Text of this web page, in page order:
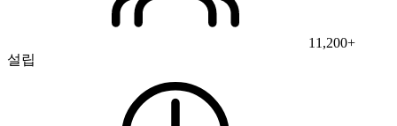
11,200+
설립